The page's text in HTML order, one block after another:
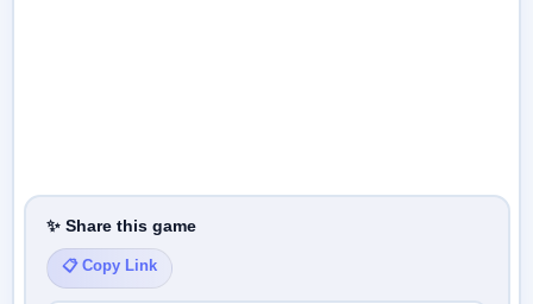
✨ Share this game
📋 Copy Link